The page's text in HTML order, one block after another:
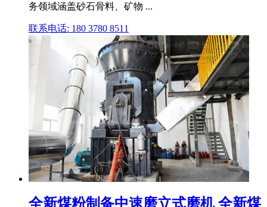
务领域涵盖砂石骨料、矿物 ...
联系电话: 180 3780 8511
全新煤粉制备中速磨立式磨机 全新煤